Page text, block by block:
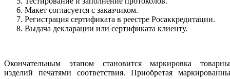
Макет согласуется с заказчиком.
Регистрация сертификата в реестре Росаккредитации.
Выдача декларации или сертификата клиенту.
Окончательным этапом становится маркировка
изделий печатями соответствия. Приобретая